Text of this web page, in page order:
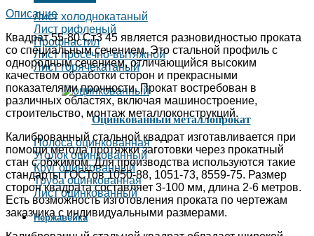
Лист холоднокатаный
Лист рифленый
Профнастил
Лист просечно-вытяжной
Лист горячекатаный
Оцинкованный металлопрокат
Полоса оцинкованная
Уголок оцинкованный
Круг оцинкованный
Труба оцинкованная
Лист оцинкованный
Нержавейка
Описание
Квадрат 55-80 Ст3 45 является разновидностью проката
со специальным сечением. Это стальной профиль с
однородным сечением, отличающийся высоким
качеством обработки сторон и прекрасными
показателями прочности. Прокат востребован в
различных областях, включая машиностроение,
строительство, монтаж металлоконструкций.
Калиброванный стальной квадрат изготавливается при
помощи метода протяжки заготовки через прокатный
стан с обжимом. Для производства используются такие
стандарты ГОСТов 1050-88, 1051-73, 8559-75. Размер
сторон квадрата составляет 3-100 мм, длина 2-6 метров.
Есть возможность изготовления проката по чертежам
заказчика с индивидуальными размерами.